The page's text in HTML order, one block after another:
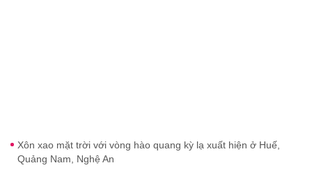
Xôn xao mặt trời với vòng hào quang kỳ lạ xuất hiện ở Huế,
Quảng Nam, Nghệ An